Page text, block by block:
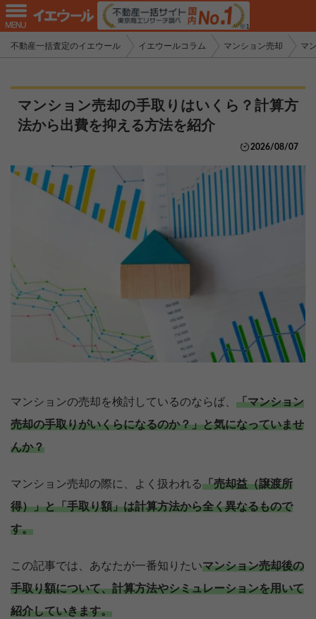
不動産一括査定のイエウール イエウールコラム マンション売却 マ
マンション売却の手取りはいくら？計算方
法から出費を抑える方法を紹介
2026/08/07
マンションの売却を検討しているのならば、 「マンション
売却の手取りがいくらになるのか？」と気になっていませ
んか？
マンション売却の際に、よく扱われる「売却益（譲渡所
得）」と「手取り額」は計算方法から全く異なるもので
す。
この記事では、あなたが一番知りたいマンション売却後の
手取り額について、計算方法やシミュレーションを用いて
紹介していきます。